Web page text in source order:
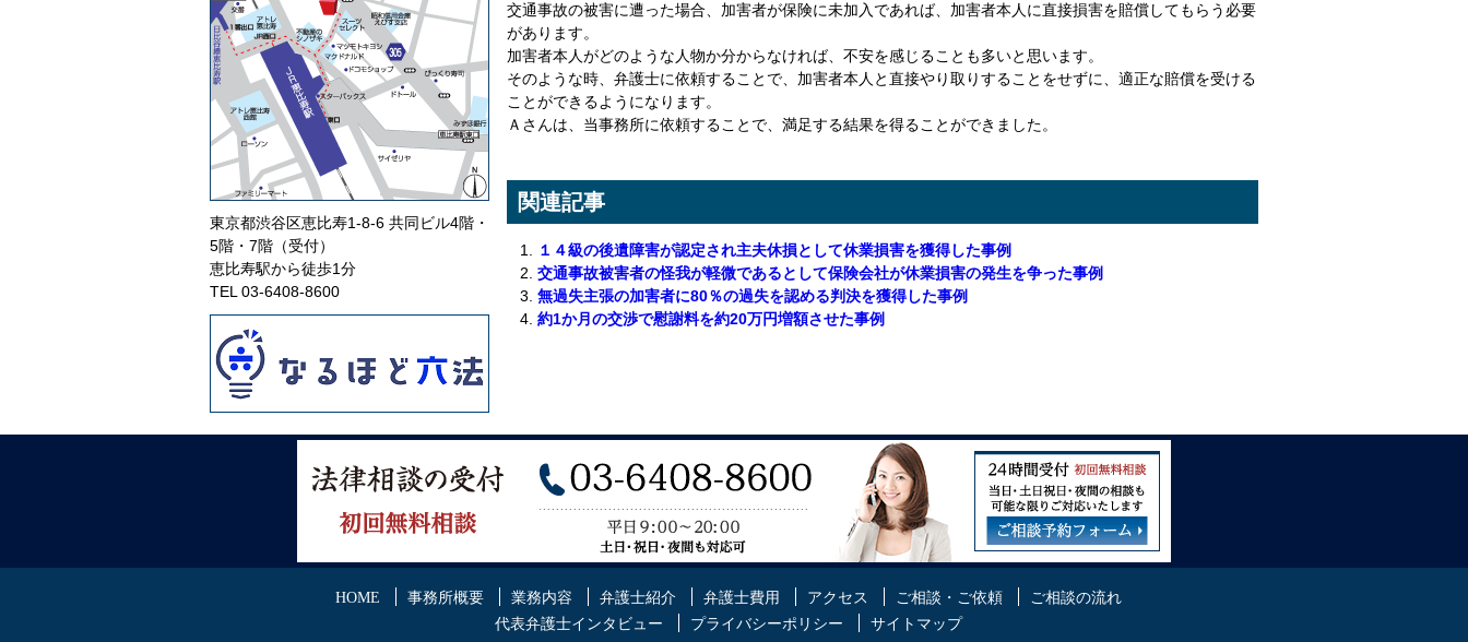
交通事故の被害に遭った場合、加害者が保険に未加入であれば、加害者本人に直接損害を賠償してもらう必要
があります。
加害者本人がどのような人物か分からなければ、不安を感じることも多いと思います。
そのような時、弁護士に依頼することで、加害者本人と直接やり取りすることをせずに、適正な賠償を受ける
ことができるようになります。
Ａさんは、当事務所に依頼することで、満足する結果を得ることができました。
関連記事
１４級の後遺障害が認定され主夫休損として休業損害を獲得した事例
交通事故被害者の怪我が軽微であるとして保険会社が休業損害の発生を争った事例
無過失主張の加害者に80％の過失を認める判決を獲得した事例
約1か月の交渉で慰謝料を約20万円増額させた事例
東京都渋谷区恵比寿1-8-6 共同ビル4階・
5階・7階（受付）
恵比寿駅から徒歩1分
TEL 03-6408-8600
HOME 事務所概要 業務内容 弁護士紹介 弁護士費用 アクセス ご相談・ご依頼
ご相談の流れ
代表弁護士インタビュー
プライバシーポリシー サイトマップ